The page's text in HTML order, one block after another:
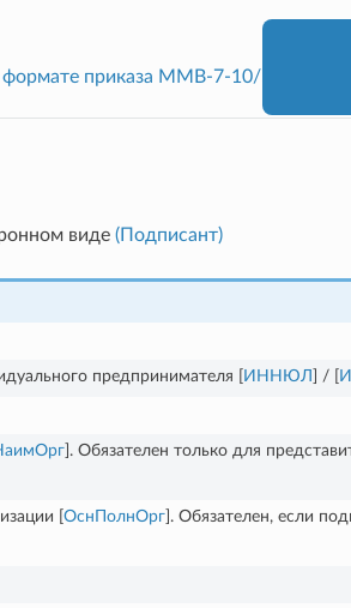
формате приказа ММВ-7-10/552@
виде (Подписант)
предпринимателя [ ИННЮЛ ] / [
]. Обязателен только для
[ ОснПолнОрг]. Обязателен, если